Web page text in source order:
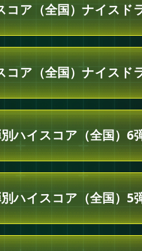
コア（全国）ナイスド
コア（全国）ナイスド
ハイスコア（全国）6
ハイスコア（全国）5